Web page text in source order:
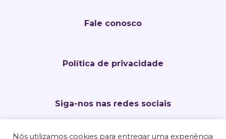
Fale conosco
Política de privacidade
Siga-nos nas redes sociais
Nós utilizamos cookies para entregar uma experiência